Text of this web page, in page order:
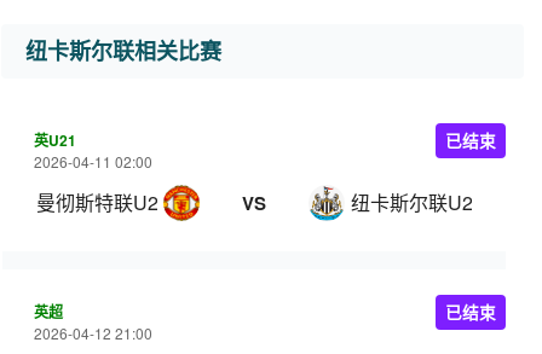
纽卡斯尔联相关比赛
英U21
2026-04-11 02:00
曼彻斯特联U21 VS 纽卡斯尔联U21
已结束
英超
2026-04-12 21:00
已结束